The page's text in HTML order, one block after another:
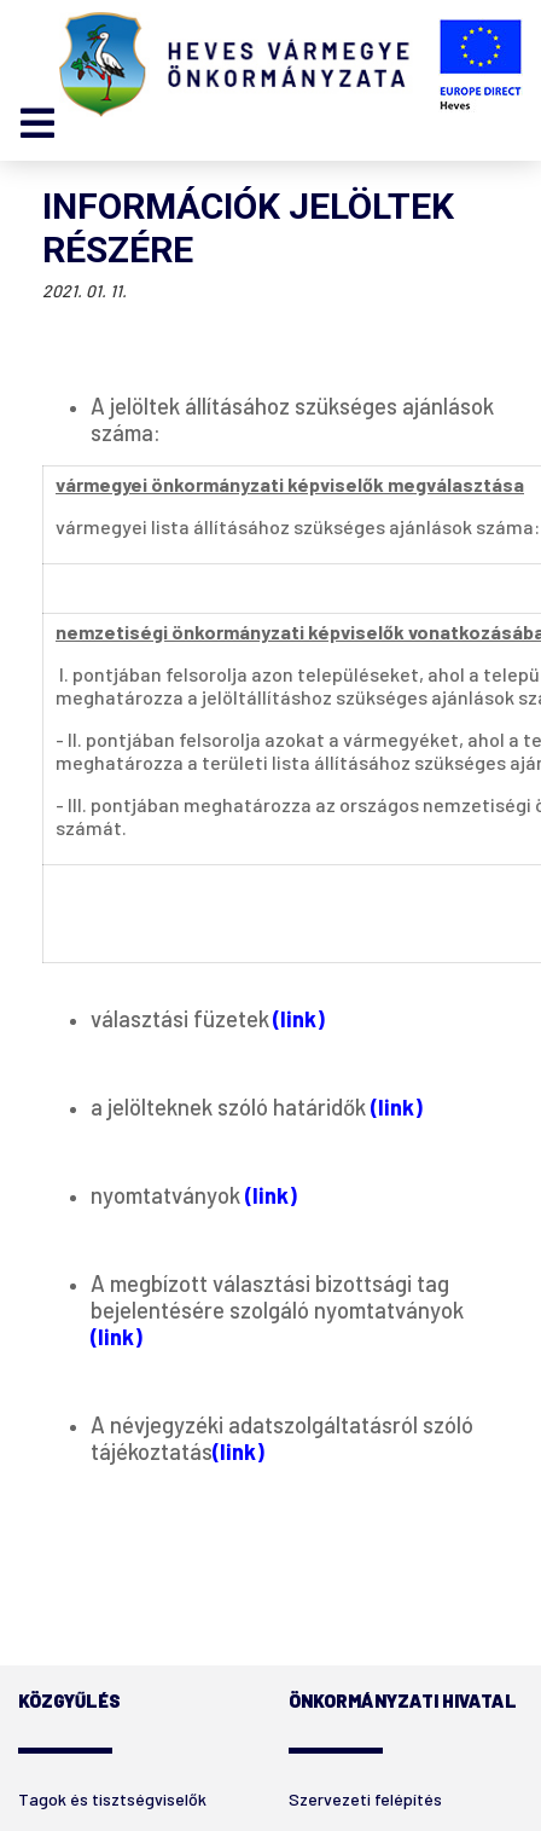
INFORMÁCIÓK JELÖLTEK
RÉSZÉRE
2021. 01. 11.
A jelöltek állításához szükséges ajánlások
száma:
vármegyei önkormányzati képviselők megválasztása
vármegyei lista állításához szükséges ajánlások száma:
nemzetiségi önkormányzati képviselők
I. pontjában felsorolja azon településeket, ahol a
meghatározza a jelöltállításhoz szükséges ajánlások
- II. pontjában felsorolja azokat a vármegyéket, ahol a
meghatározza a területi lista állításához szükséges
- III. pontjában meghatározza az országos
számát.
választási füzetek(link)
a jelölteknek szóló határidők(link)
nyomtatványok(link)
A megbízott választási bizottsági tag
bejelentésére szolgáló nyomtatványok
(link)
A névjegyzéki adatszolgáltatásról szóló
tájékoztatás(link)
KÖZGYŰLÉS
Tagok és tisztségviselők
ÖNKORMÁNYZATI HIVATAL
Szervezeti felépítés